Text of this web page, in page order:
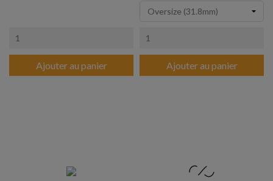
Ajouter au panier Ajouter au panier